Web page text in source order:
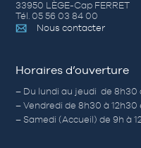
33950 LÈGE-Cap FERRET
Tél. 05 56 03 84 00
Nous contacter
Horaires d’ouverture
– Du lundi au jeudi de 8h30
– Vendredi de 8h30 à 12h30
– Samedi (Accueil) de 9h à